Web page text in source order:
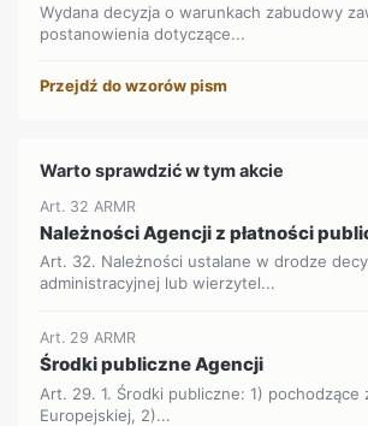
Wydana decyzja o warunkach zabudowy
postanowienia dotyczące...
Przejdź do wzorów pism
Warto sprawdzić w tym akcie
Art. 32 ARMR
Należności Agencji z płatności
Art. 32. Należności ustalane w drodze
administracyjnej lub wierzytel...
Art. 29 ARMR
Środki publiczne Agencji
Art. 29. 1. Środki publiczne: 1) pochodzące
Europejskiej, 2)...